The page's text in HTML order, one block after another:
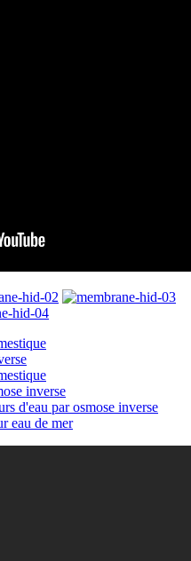
inverse
d'eau par osmose inverse
eau de mer